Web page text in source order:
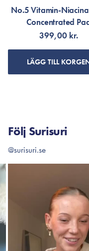
No.5 Vitamin-
Concentrated
399,00 kr.
LÄGG TILL
Följ Surisuri
@surisuri.se